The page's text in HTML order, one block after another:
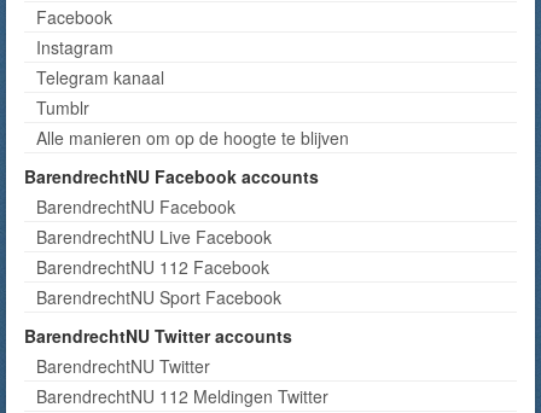
Facebook
Instagram
Telegram kanaal
Tumblr
Alle manieren om op de hoogte te blijven
BarendrechtNU Facebook accounts
BarendrechtNU Facebook
BarendrechtNU Live Facebook
BarendrechtNU 112 Facebook
BarendrechtNU Sport Facebook
BarendrechtNU Twitter accounts
BarendrechtNU Twitter
BarendrechtNU 112 Meldingen Twitter